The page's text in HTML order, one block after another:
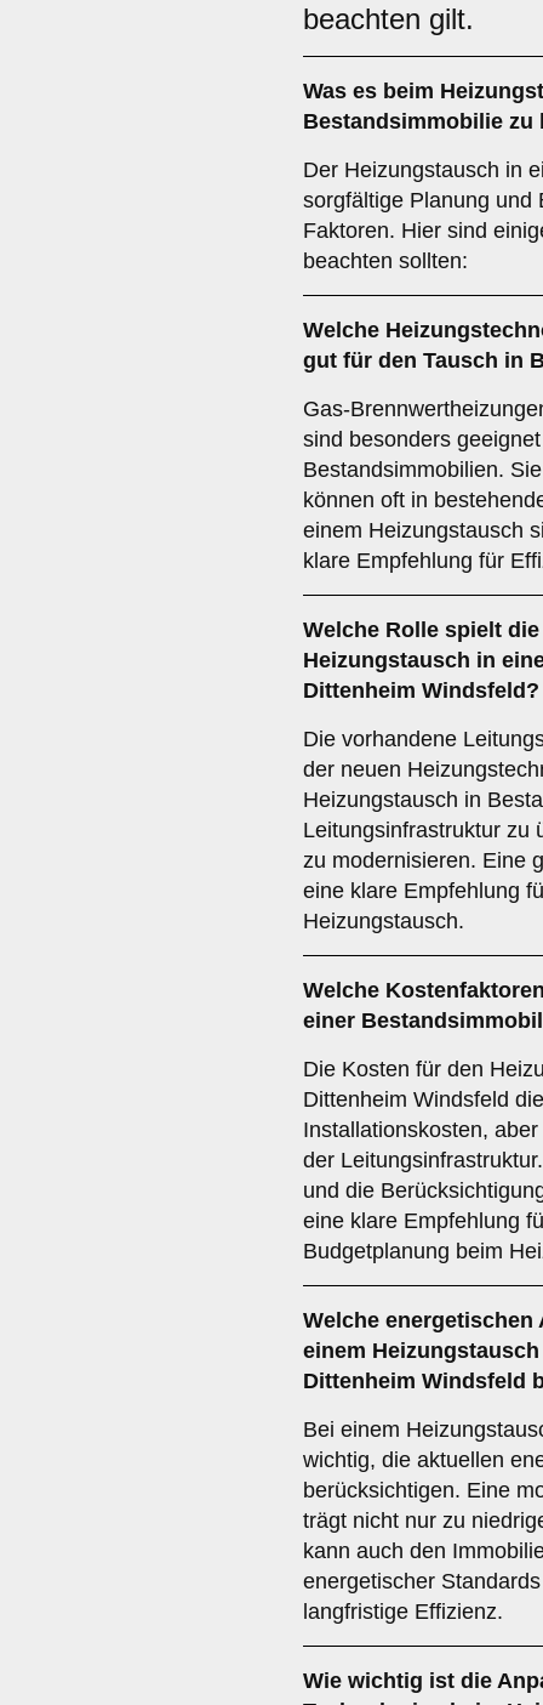
beachten gilt.
Was es beim
Bestandsimmobilie zu
Der Heizungstausch in
sorgfältige Planung und
Faktoren. Hier sind
beachten sollten:
Welche
gut für den Tausch in
Gas-
sind besonders
Bestandsimmobilien.
können oft in
einem Heizungstausch
klare Empfehlung für
Welche Rolle spielt
Heizungstausch in
Dittenheim Windsfeld?
Die vorhandene
der neuen
Heizungstausch in
Leitungsinfrastruktur zu
zu modernisieren. Eine
eine klare Empfehlung
Heizungstausch.
Welche
einer
Die Kosten für den
Dittenheim Windsfeld
Installationskosten,
der
und die
eine klare Empfehlung
Budgetplanung beim
Welche energetischen
einem
Dittenheim Windsfeld
Bei einem
wichtig, die aktuellen
berücksichtigen. Eine
trägt nicht nur zu
kann auch den
energetischer
langfristige Effizienz.
Wie wichtig ist die